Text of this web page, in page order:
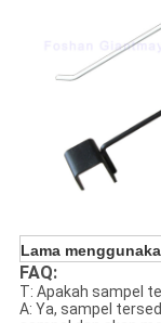
Lama
FAQ:
T: Apakah sampel
A: Ya, sampel